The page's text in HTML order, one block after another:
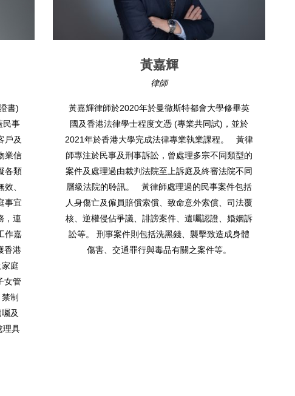
黃嘉輝律師於2020年於曼徹斯特都會大學修畢英
國及香港法律學士程度文憑 (專業共同試)，並於
2021年於香港大學完成法律專業執業課程。 黃律
師專注於民事及刑事訴訟，曾處理多宗不同類型的
案件及處理過由裁判法院至上訴庭及終審法院不同
層級法院的聆訊。 黃律師處理過的民事案件包括
人身傷亡及僱員賠償索償、致命意外索償、司法覆
核、逆權侵佔爭議、誹謗案件、遺囑認證、婚姻訴
訟等。 刑事案件則包括洗黑錢、襲擊致造成身體
傷害、交通罪行與毒品有關之案件等。
梁永鏗律師
創合夥人之
可公證人 婚
傷亡，醫療
訟 家事及婚